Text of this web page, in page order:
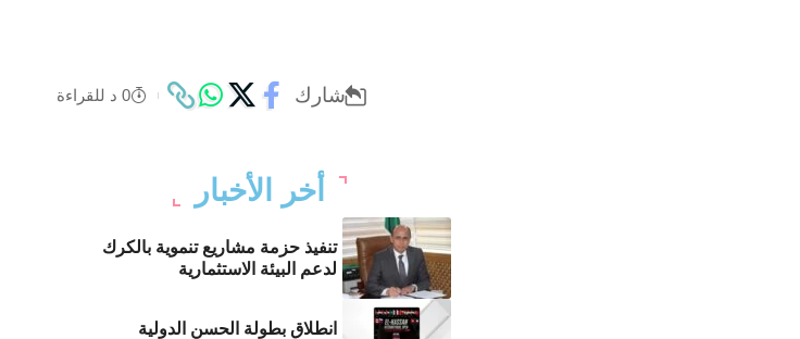
شارك 0 د للقراءة
أخر الأخبار
تنفيذ حزمة مشاريع تنموية بالكرك
لدعم البيئة الاستثمارية
انطلاق بطولة الحسن الدولية